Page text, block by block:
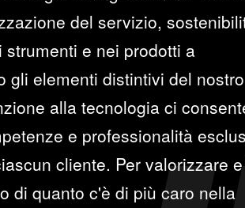
del servizio,
e nei prodotti a
gli elementi distintivi del nostro
alla tecnologia ci
e professionalità
cliente. Per valorizzare
di quanto c'è di più caro nella